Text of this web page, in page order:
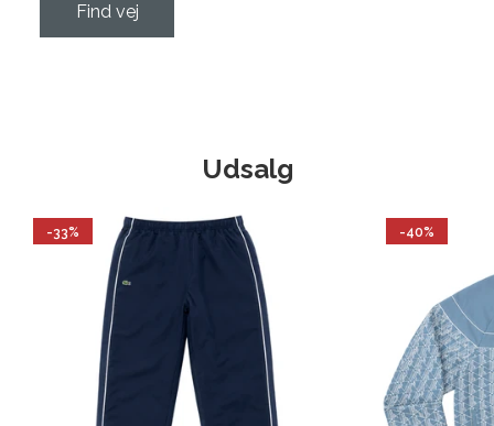
Find vej
Udsalg
-33% -40%